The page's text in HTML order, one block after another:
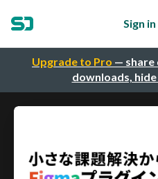
Upgrade to Pro — share
downloads,
Sign in